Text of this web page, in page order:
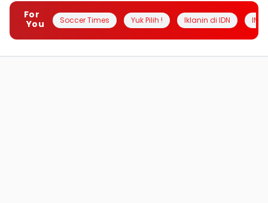
For
You
Soccer Times Yuk Pilih ! Iklanin di IDN